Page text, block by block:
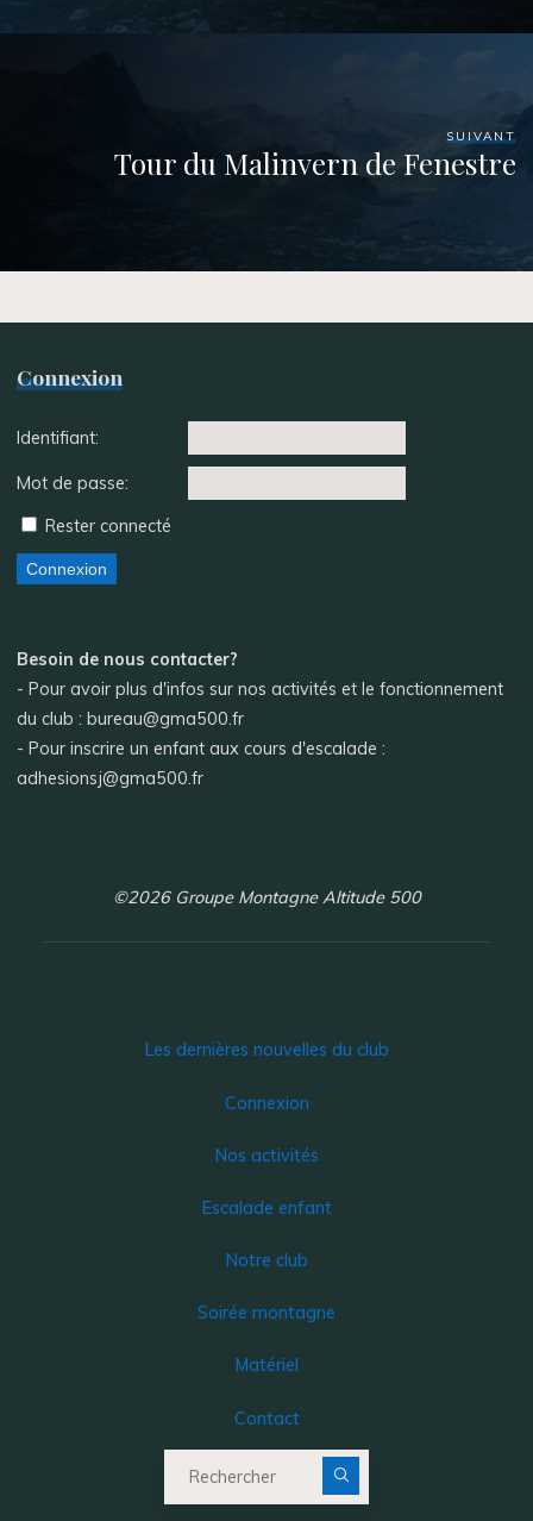
SUIVANT
Tour du Malinvern de Fenestre
Connexion
Identifiant:
Mot de passe:
Rester connecté
Connexion
Besoin de nous contacter?
- Pour avoir plus d'infos sur nos activités et le fonctionnement
du club : bureau@gma500.fr
- Pour inscrire un enfant aux cours d'escalade :
adhesionsj@gma500.fr
©2026 Groupe Montagne Altitude 500
Les dernières nouvelles du club
Connexion
Nos activités
Escalade enfant
Notre club
Soirée montagne
Matériel
Contact